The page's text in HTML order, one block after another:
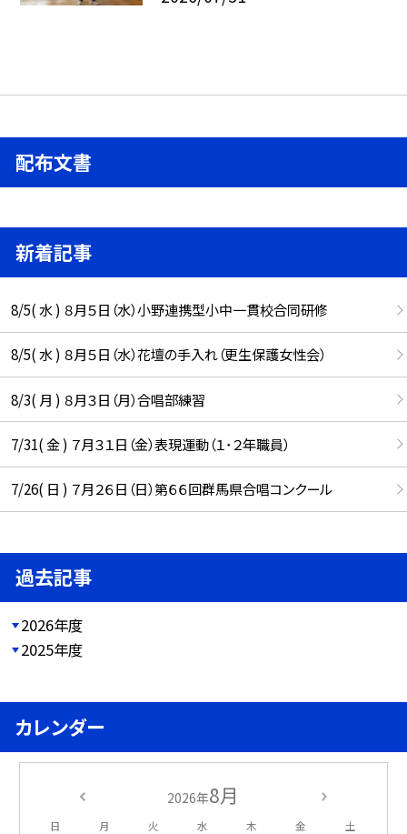
配布文書
新着記事
8/5( 水 ) ８月５日（水）小野連携型小中一貫校合同研修
8/5( 水 ) ８月５日（水）花壇の手入れ（更生保護女性会）
8/3( 月 ) ８月３日（月）合唱部練習
7/31( 金 ) ７月３１日（金）表現運動（１･２年職員）
7/26( 日 ) ７月２６日（日）第６６回群馬県合唱コンクール
過去記事
2026年度
2025年度
カレンダー
2026年8月
日 月 火 水 木 金 土